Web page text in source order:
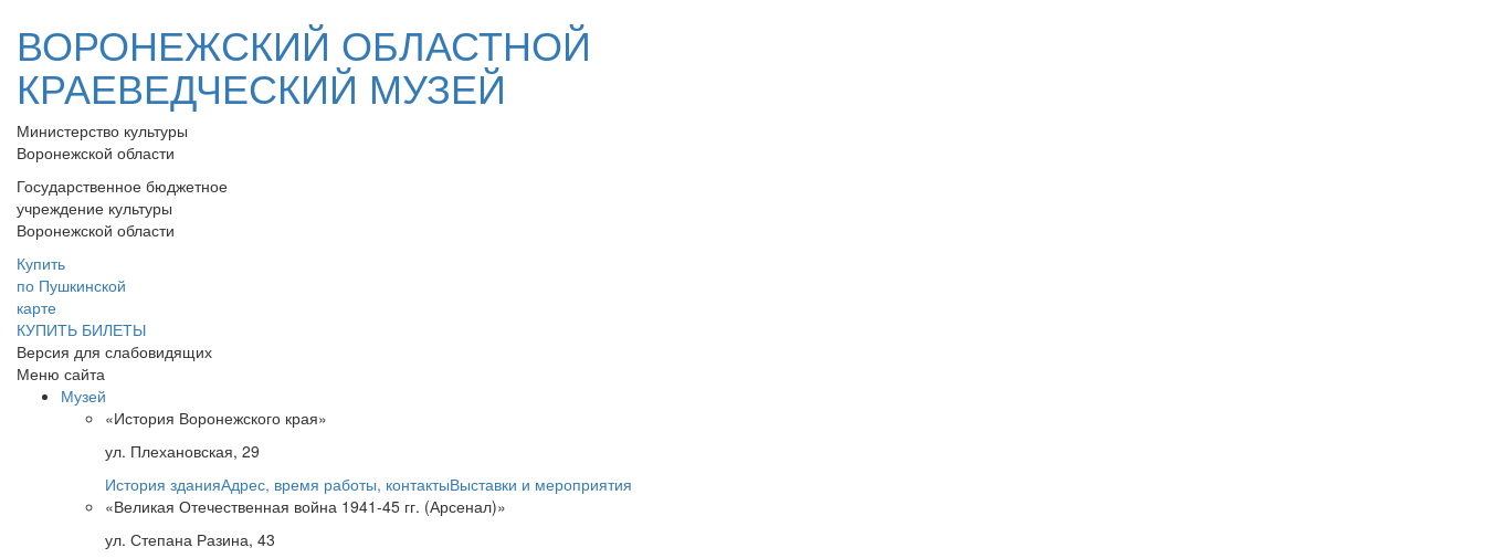
ВОРОНЕЖСКИЙ ОБЛАСТНОЙ
КРАЕВЕДЧЕСКИЙ МУЗЕЙ
Министерство культуры
Воронежской области
Государственное бюджетное
учреждение культуры
Воронежской области
Купить
по Пушкинской
карте
КУПИТЬ БИЛЕТЫ
Версия для слабовидящих
Меню сайта
Музей
«История Воронежского края»
ул. Плехановская, 29
История зданияАдрес, время работы, контактыВыставки и мероприятия
«Великая Отечественная война 1941-45 гг. (Арсенал)»
ул. Степана Разина, 43